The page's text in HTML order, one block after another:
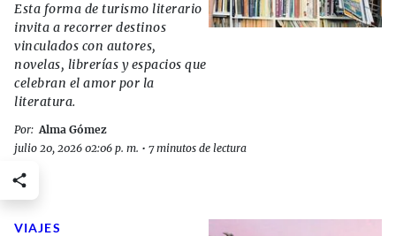
Esta forma de turismo literario
invita a recorrer destinos
vinculados con autores,
novelas, librerías y espacios que
celebran el amor por la
literatura.
Por: Alma Gómez
julio 20, 2026 02:06 p. m. • 7 minutos de lectura
VIAJES